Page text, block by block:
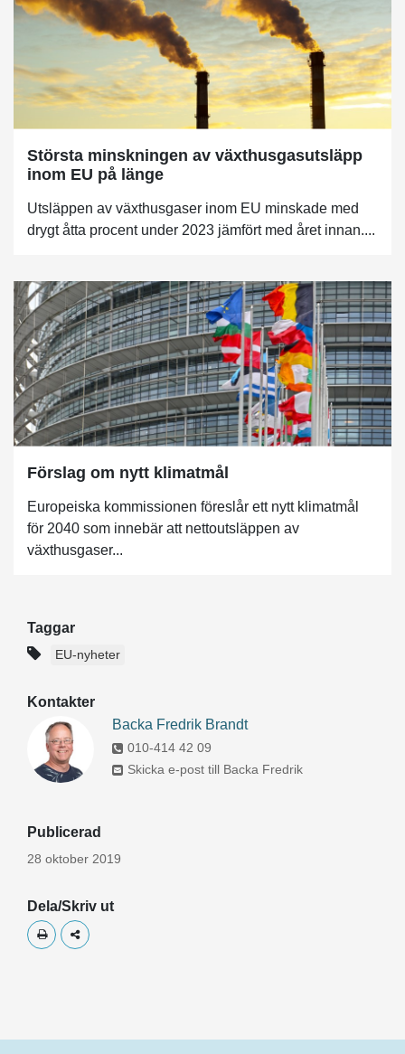
Största minskningen av växthusgasutsläpp
inom EU på länge
Utsläppen av växthusgaser inom EU minskade med
drygt åtta procent under 2023 jämfört med året innan....
Förslag om nytt klimatmål
Europeiska kommissionen föreslår ett nytt klimatmål
för 2040 som innebär att nettoutsläppen av
växthusgaser...
Taggar
EU-nyheter
Kontakter
Backa Fredrik Brandt
010-414 42 09
Skicka e-post till Backa Fredrik
Publicerad
28 oktober 2019
Dela/Skriv ut
Skriv utDela